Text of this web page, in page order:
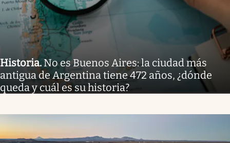
Historia. No es Buenos Aires: la ciudad más
antigua de Argentina tiene 472 años, ¿dónde
queda y cuál es su historia?